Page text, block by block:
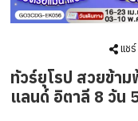
แชร์
ทัวร์ยุโรป สวยข้า
แลนด์ อิตาลี 8 วัน